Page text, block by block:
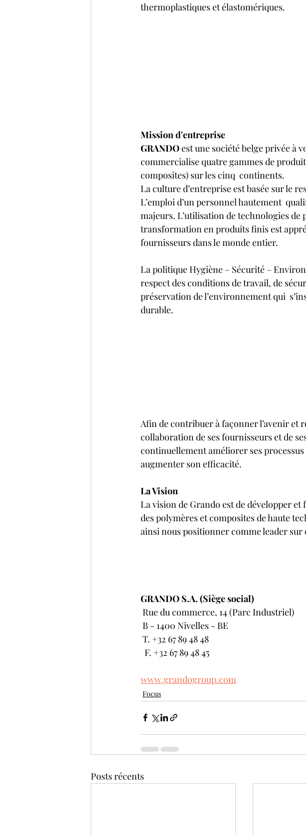
thermoplastiques et élastomériques.
Mission d'entreprise
GRANDO est une société belge privée à
commercialise quatre gammes de
composites) sur les cinq  continents.
La culture d’entreprise est basée sur le
L’emploi d’un personnel hautement
majeurs. L’utilisation de technologies
transformation en produits finis est
fournisseurs dans le monde entier.
La politique Hygiène – Sécurité –
respect des conditions de travail, de
préservation de l’environnement qui
durable.
Afin de contribuer à façonner l’avenir et
collaboration de ses fournisseurs et de
continuellement améliorer ses
augmenter son efficacité.
La Vision
La vision de Grando est de développer
des polymères et composites de haute
ainsi nous positionner comme leader sur
GRANDO S.A. (Siège social)
Rue du commerce, 14 (Parc Industriel)
B - 1400 Nivelles - BE
T. +32 67 89 48 48
  F. +32 67 89 48 45
www.grandogroup.com
Focus
Posts récents